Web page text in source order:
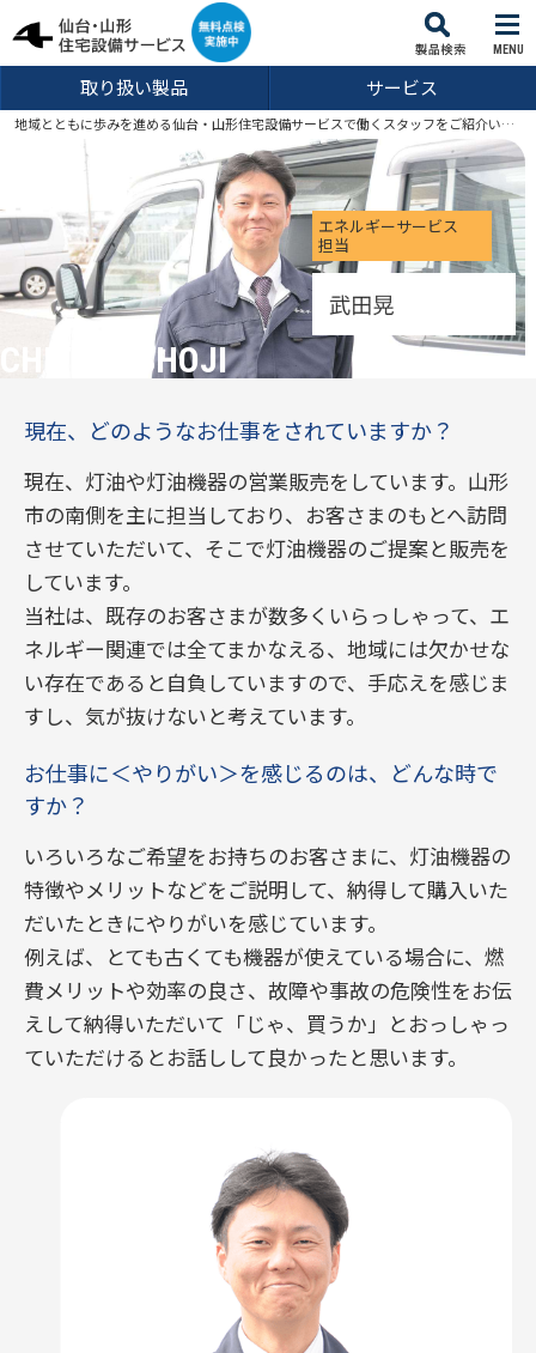
MENU
取り扱い製品 サービス
地域とともに歩みを進める仙台・山形住宅設備サービスで働くスタッフをご紹介いたします。
エネルギーサービス
担当
CHIYODASHOJI
現在、どのようなお仕事をされていますか？
現在、灯油や灯油機器の営業販売をしています。山形
市の南側を主に担当しており、お客さまのもとへ訪問
させていただいて、そこで灯油機器のご提案と販売を
しています。
当社は、既存のお客さまが数多くいらっしゃって、エ
ネルギー関連では全てまかなえる、地域には欠かせな
い存在であると自負していますので、手応えを感じま
すし、気が抜けないと考えています。
お仕事に＜やりがい＞を感じるのは、どんな時で
すか？
いろいろなご希望をお持ちのお客さまに、灯油機器の
特徴やメリットなどをご説明して、納得して購入いた
だいたときにやりがいを感じています。
例えば、とても古くても機器が使えている場合に、燃
費メリットや効率の良さ、故障や事故の危険性をお伝
えして納得いただいて「じゃ、買うか」とおっしゃっ
ていただけるとお話しして良かったと思います。